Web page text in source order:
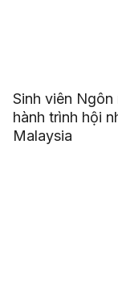
Sinh viên
hành trình hội
Malaysia